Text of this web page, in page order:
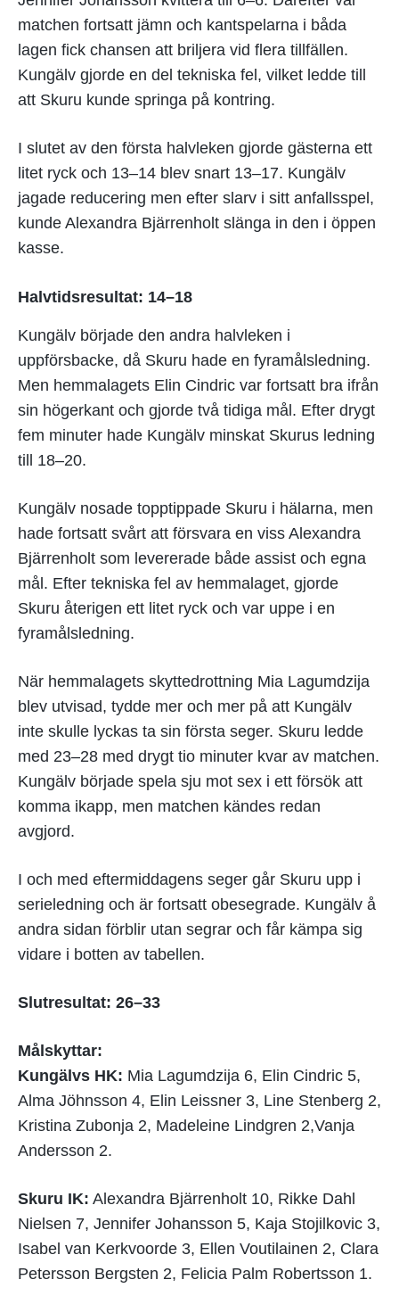
matchen fortsatt jämn och kantspelarna i båda
lagen fick chansen att briljera vid flera tillfällen.
Kungälv gjorde en del tekniska fel, vilket ledde till
att Skuru kunde springa på kontring.
I slutet av den första halvleken gjorde gästerna ett
litet ryck och 13–14 blev snart 13–17. Kungälv
jagade reducering men efter slarv i sitt anfallsspel,
kunde Alexandra Bjärrenholt slänga in den i öppen
kasse.
Halvtidsresultat: 14–18
Kungälv började den andra halvleken i
uppförsbacke, då Skuru hade en fyramålsledning.
Men hemmalagets Elin Cindric var fortsatt bra ifrån
sin högerkant och gjorde två tidiga mål. Efter drygt
fem minuter hade Kungälv minskat Skurus ledning
till 18–20.
Kungälv nosade topptippade Skuru i hälarna, men
hade fortsatt svårt att försvara en viss Alexandra
Bjärrenholt som levererade både assist och egna
mål. Efter tekniska fel av hemmalaget, gjorde
Skuru återigen ett litet ryck och var uppe i en
fyramålsledning.
När hemmalagets skyttedrottning Mia Lagumdzija
blev utvisad, tydde mer och mer på att Kungälv
inte skulle lyckas ta sin första seger. Skuru ledde
med 23–28 med drygt tio minuter kvar av matchen.
Kungälv började spela sju mot sex i ett försök att
komma ikapp, men matchen kändes redan
avgjord.
I och med eftermiddagens seger går Skuru upp i
serieledning och är fortsatt obesegrade. Kungälv å
andra sidan förblir utan segrar och får kämpa sig
vidare i botten av tabellen.
Slutresultat: 26–33
Målskyttar:
Kungälvs HK: Mia Lagumdzija 6, Elin Cindric 5,
Alma Jöhnsson 4, Elin Leissner 3, Line Stenberg 2,
Kristina Zubonja 2, Madeleine Lindgren 2,Vanja
Andersson 2.
Skuru IK: Alexandra Bjärrenholt 10, Rikke Dahl
Nielsen 7, Jennifer Johansson 5, Kaja Stojilkovic 3,
Isabel van Kerkvoorde 3, Ellen Voutilainen 2, Clara
Petersson Bergsten 2, Felicia Palm Robertsson 1.